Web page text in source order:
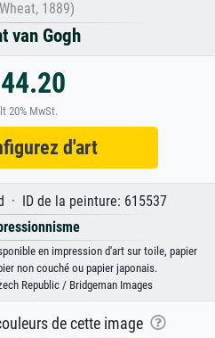
1889)
van Gogh
20% MwSt.
d'art
· ID de la peinture: 615537
en impression d'art sur toile, papier
non couché ou papier japonais.
Republic / Bridgeman Images
de cette image